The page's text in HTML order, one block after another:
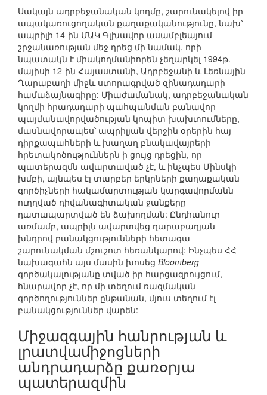
Սակայն ադրբեջանական կողմը, շարունակելով իր
ապակառուցողական քաղաքականությունը, նախ՝
ապրիլի 14-ին ՄԱԿ Գլխավոր ասամբլեայում
շրջանառության մեջ դրեց մի նամակ, որի
նպատակն է միակողմանիորեն չեղարկել 1994թ.
մայիսի 12-ին Հայաստանի, Ադրբեջանի և Լեռնային
Ղարաբաղի միջև ստորագրված զինադադարի
համաձայնագիրը: Միաժամանակ, ադրբեջանական
կողմի հրադադարի պահպանման բանավոր
պայմանավորվածության կոպիտ խախտումները,
մասնավորապես՝ ապրիլյան վերջին օրերին հայ
դիրքապահների և խաղաղ բնակավայրերի
հրետակոծություններն ի ցույց դրեցին, որ
պատերազմն ավարտաված չէ, և ինչպես Մինսկի
խմբի, այնպես էլ տարբեր երկրների քաղաքական
գործիչների հակամարտության կարգավորմանն
ուղղված դիվանագիտական ջանքերը
դատապարտված են ձախողման: Ընդհանուր
առմամբ, ապրիլն ավարտվեց ղարաբաղյան
խնդրով բանակցությունների հետագա
շարունակման մշուշոտ հեռանկարով: Ինչպես ՀՀ
նախագահն այս մասին խոսեց Bloomberg
գործակալությանը տված իր հարցազրույցում,
հնարավոր չէ, որ մի տեղում ռազմական
գործողություններ ընթանան, մյուս տեղում էլ
բանակցություններ վարեն:
Միջազգային հանրության և
լրատվամիջոցների
անդրադարձը քառօրյա
պատերազմին